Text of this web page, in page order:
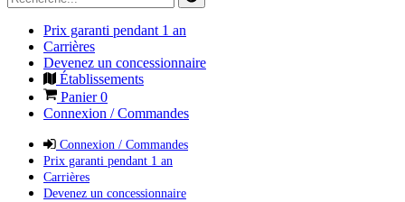
Prix garanti pendant 1 an
Carrières
Devenez un concessionnaire
Établissements
Panier0
Connexion / Commandes
Connexion / Commandes
Prix garanti pendant 1 an
Carrières
Devenez un concessionnaire